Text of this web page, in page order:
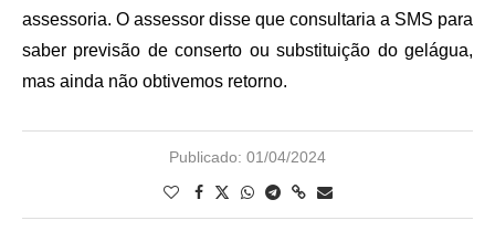
assessoria. O assessor disse que consultaria a SMS para
saber previsão de conserto ou substituição do gelágua,
mas ainda não obtivemos retorno.
Publicado: 01/04/2024